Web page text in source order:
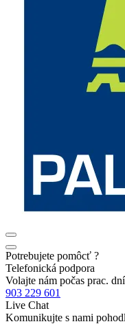
Potrebujete pomôcť ?
Telefonická podpora
Volajte nám počas prac.
903 229 601
Live Chat
Komunikujte s nami